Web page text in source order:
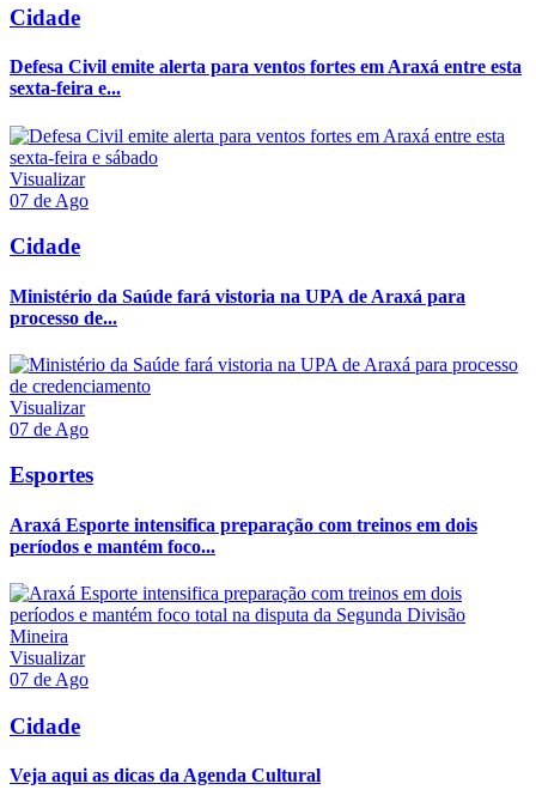
Cidade
Defesa Civil emite alerta para ventos fortes em Araxá entre esta
sexta-feira e...
Visualizar
07 de Ago
Cidade
Ministério da Saúde fará vistoria na UPA de Araxá para
processo de...
Visualizar
07 de Ago
Esportes
Araxá Esporte intensifica preparação com treinos em dois
períodos e mantém foco...
Visualizar
07 de Ago
Cidade
Veja aqui as dicas da Agenda Cultural